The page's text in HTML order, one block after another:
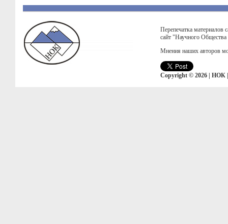
Перепечатка материалов
сайт "Научного
Мнения наших авторов
Copyright © 2026 | НОК